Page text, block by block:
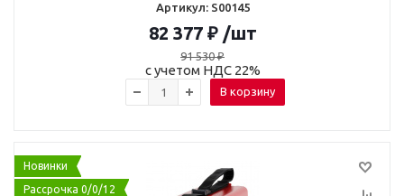
Артикул: S00145
82 377₽ /шт
91 530₽
с учетом НДС 22%
В корзину
Новинки
Рассрочка 0/0/12